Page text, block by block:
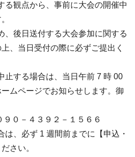
る観点から、事前に大会の開催中
、後日送付する大会参加に関する
、当日受付の際に必ずご提出く
止する場合は、当日午前 7 時 00
ムページでお知らせします。御
－４３９２－１５６６
は、必ず 1 週間前までに【申込・
さい。